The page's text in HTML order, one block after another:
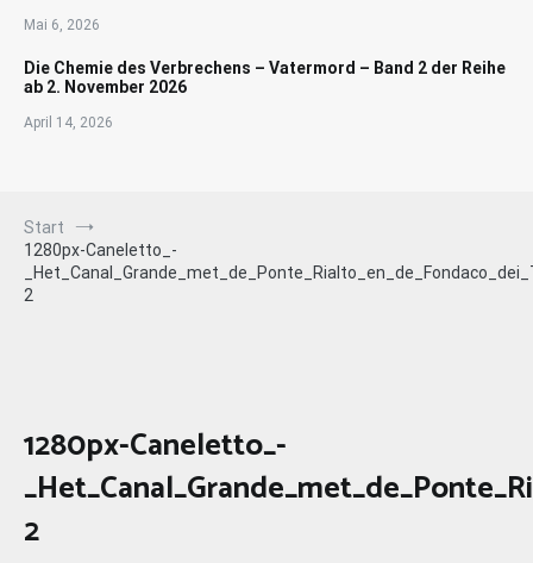
Mai 6, 2026
Die Chemie des Verbrechens – Vatermord – Band 2 der Reihe
ab 2. November 2026
April 14, 2026
Start
1280px-Caneletto_-
2
1280px-Caneletto_-
2